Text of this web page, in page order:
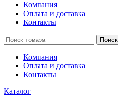
Компания
Оплата и доставка
Контакты
Поиск
Компания
Оплата и доставка
Контакты
Каталог